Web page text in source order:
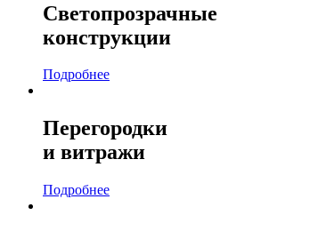
Светопрозрачные
конструкции
Подробнее
Перегородки
и витражи
Подробнее